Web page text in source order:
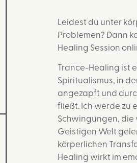
Leidest du unter
Problemen? Dann
Healing Session
Trance-Healing ist
Spiritualismus, in
angezapft und
fließt. Ich werde zu
Schwingungen, die
Geistigen Welt
körperlichen
Healing wirkt im